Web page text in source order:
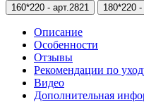
160*220 - арт.2821 180*220 -
Описание
Особенности
Отзывы
Рекомендации по
Видео
Дополнительная